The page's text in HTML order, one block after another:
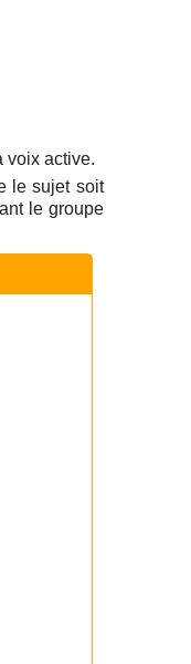
voix active.
le sujet soit
le groupe